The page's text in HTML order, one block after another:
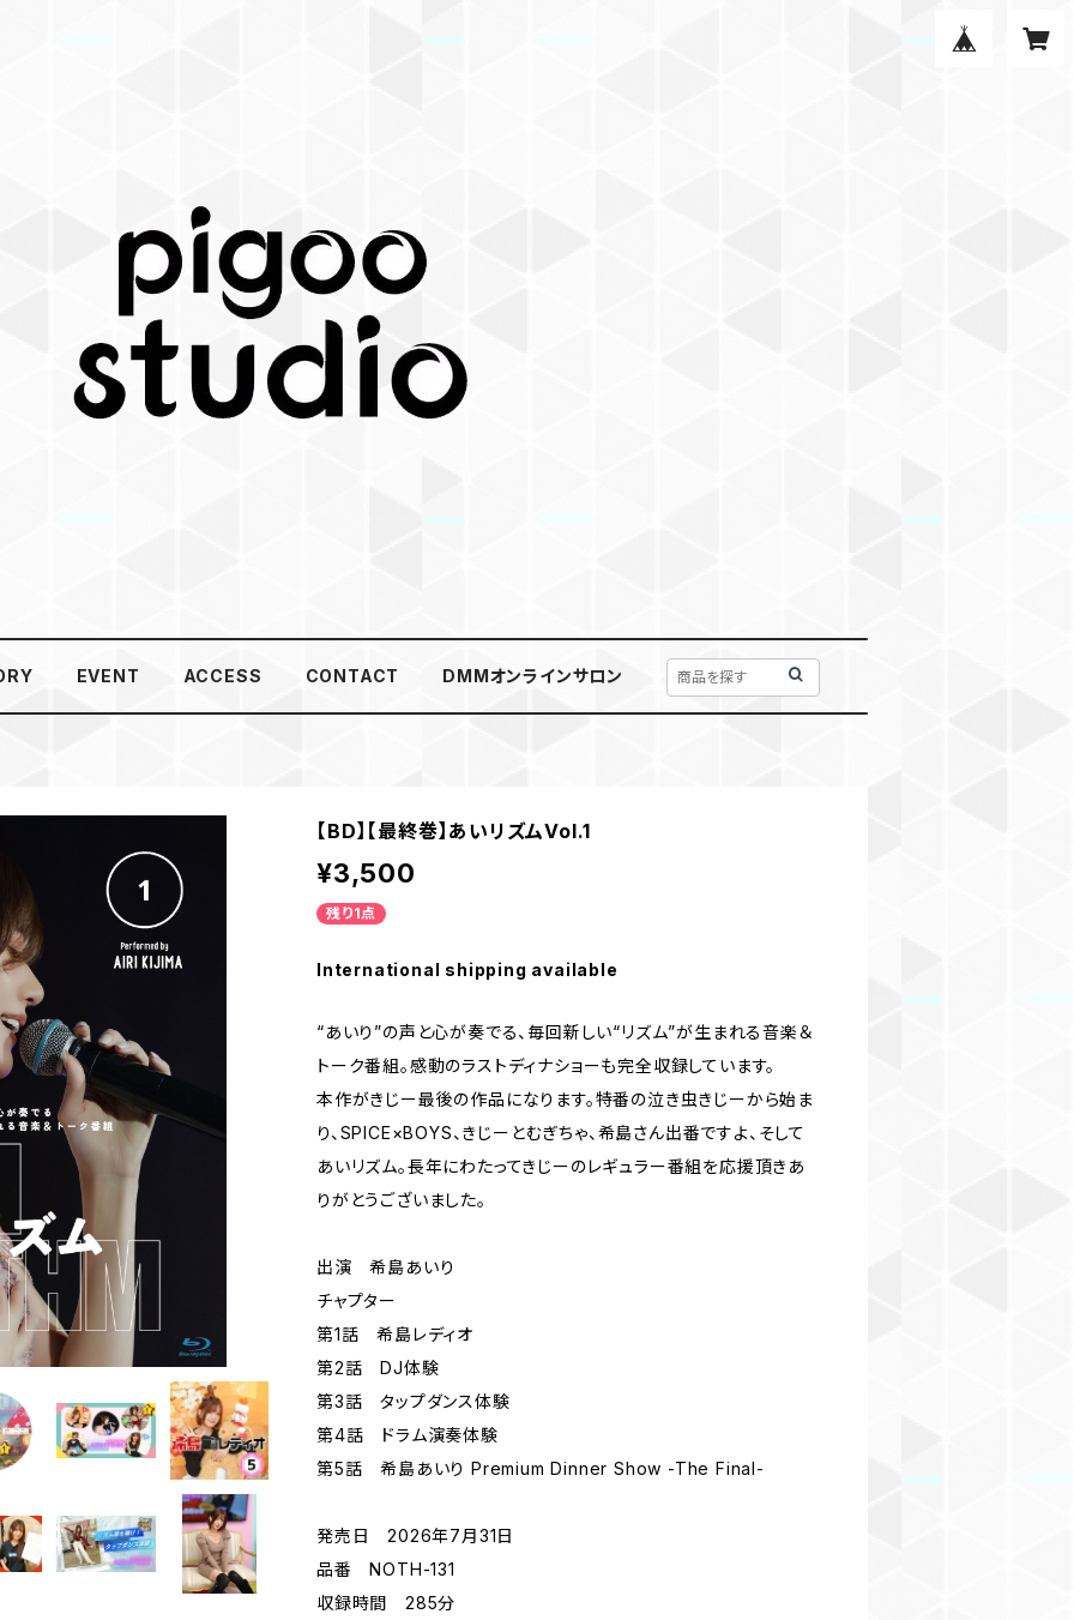
EVENT ACCESS CONTACT DMMオンラインサロン
【BD】【最終巻】あいリズムVol.1
¥3,500
残り1点
International shipping available
“あいり”の声と心が奏でる、毎回新しい“リズム”が生まれる音楽＆
トーク番組。感動のラストディナショーも完全収録しています。
本作がきじー最後の作品になります。特番の泣き虫きじーから始ま
り、SPICE×BOYS、きじーとむぎちゃ、希島さん出番ですよ、そして
あいリズム。長年にわたってきじーのレギュラー番組を応援頂きあ
りがとうございました。
出演 希島あいり
チャプター
第1話 希島レディオ
第2話 DJ体験
第3話 タップダンス体験
第4話 ドラム演奏体験
第5話 希島あいり Premium Dinner Show -The Final-
発売日 2026年7月31日
品番 NOTH-131
収録時間 285分